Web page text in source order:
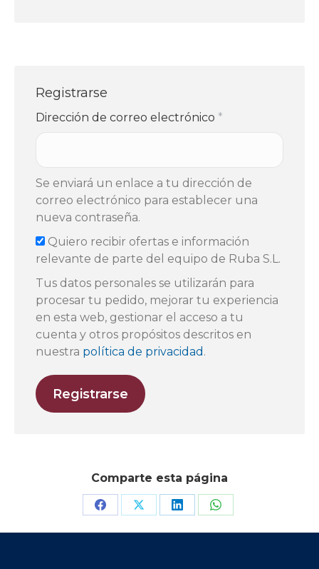
Registrarse
Dirección de correo electrónico *
Se enviará un enlace a tu dirección de
correo electrónico para establecer una
nueva contraseña.
Quiero recibir ofertas e información
relevante de parte del equipo de Ruba S.L.
Tus datos personales se utilizarán para
procesar tu pedido, mejorar tu experiencia
en esta web, gestionar el acceso a tu
cuenta y otros propósitos descritos en
nuestra política de privacidad .
Registrarse
Comparte esta página